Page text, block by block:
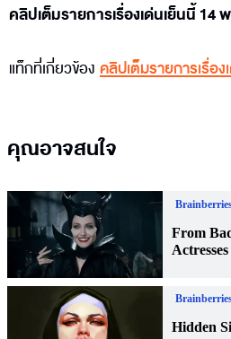
คลิปเต็มรายการเรื่องเด่นเย็นนี้ 14
แท็กที่เกี่ยวข้อง คลิปเต็มรายการเรื่อง
คุณอาจสนใจ